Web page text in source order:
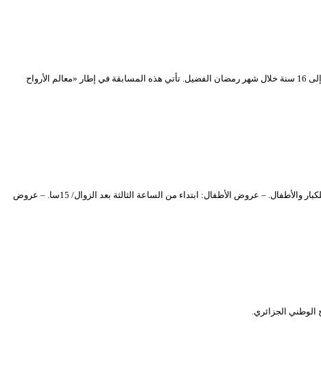
يعلن المسرح الوطني الجزائري “محي الدين بشطارزي” عن تنظيم مسابقة لأحسن عرض مسرحي منزلي افتراضي من إبداع الأطفال الذين تتراوح أعمارهم ما بين 06 إلى 16 سنة خلال شهر رمضان الفضيل. تأتي هذه المسابقة في إطار «معالم الأرواح
يشرع المسرح الوطني الجزائري “محي الدين بشطارزي” في بث، -عبر قناته على اليو توب- عروض مسرحية من انتاج المسارح الجهوية. وهذا وفق برنامج يومي موجه للكبار والأطفال. – عروض الأطفال: ابتداء من الساعة الثالثة بعد الزوال/ 15سا. – عروض
الوطني الجزائري.